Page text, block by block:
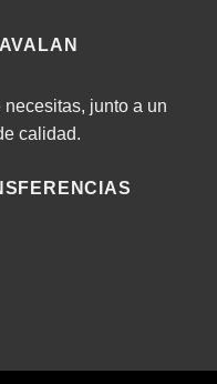
junto a un
calidad.